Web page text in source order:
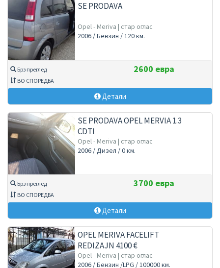
SE PRODAVA
Opel - Meriva | стар оглас
2006 / Бензин / 120 км.
Брз преглед
ВО СПОРЕДБА
2600 евра
Детали
SE PRODAVA OPEL MERVIA 1.3
CDTI
Opel - Meriva | стар оглас
2006 / Дизел / 0 км.
Брз преглед
ВО СПОРЕДБА
3700 евра
Детали
OPEL MERIVA FACELIFT
REDIZAJN 4100 €
Opel - Meriva | стар оглас
2006 / Бензин /LPG / 100000 км.